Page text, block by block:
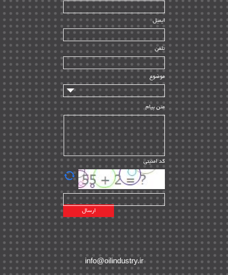
HSE | ۳۹
ساخت و نصب | ۱۲
راه اندازی | ۹
سازندگان و تامین کنندگان | ۱۰
تامین مالی و سرمایه گذاری | ۳۲
ماشین آلات
مدیریت پروژه
مدیریت دانش
مدیریت سازمانی و عمومی | ۲
تأمین کالا | ۱۳
EPC | ۲۰
پیمانکاران بین المللی | ۸
اطلاعات انرژی کشورها | ۱۴
پروژه های خارجی | ۱۵
نقشه های نفت و گاز خارجی | ۱۰
شرکت های نفتی | ۱۴
پلانت های فعال | ۴۰
طرح ها و پروژه ها | ۳۵
ایمیل
تلفن
موضوع
متن پیام
کد امنیتی
info@oilindustry.ir